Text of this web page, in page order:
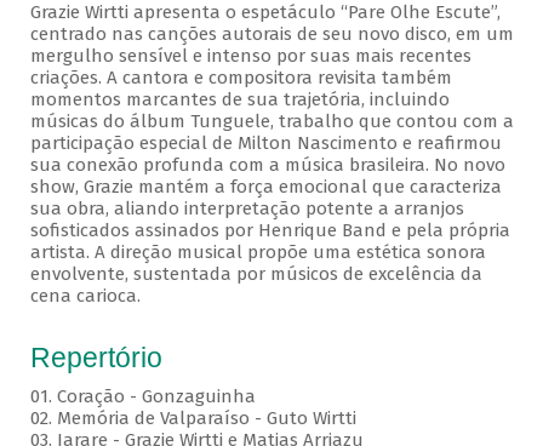
Grazie Wirtti apresenta o espetáculo “Pare Olhe Escute”,
centrado nas canções autorais de seu novo disco, em um
mergulho sensível e intenso por suas mais recentes
criações. A cantora e compositora revisita também
momentos marcantes de sua trajetória, incluindo
músicas do álbum Tunguele, trabalho que contou com a
participação especial de Milton Nascimento e reafirmou
sua conexão profunda com a música brasileira. No novo
show, Grazie mantém a força emocional que caracteriza
sua obra, aliando interpretação potente a arranjos
sofisticados assinados por Henrique Band e pela própria
artista. A direção musical propõe uma estética sonora
envolvente, sustentada por músicos de excelência da
cena carioca.
Repertório
01. Coração - Gonzaguinha
02. Memória de Valparaíso - Guto Wirtti
03. Iarare - Grazie Wirtti e Matias Arriazu